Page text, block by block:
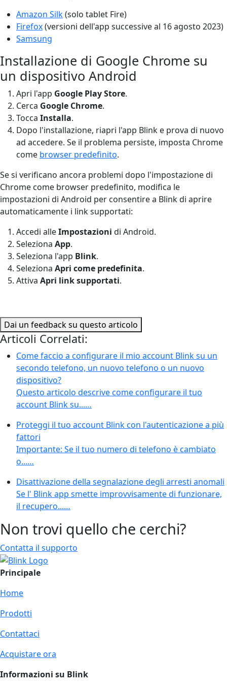
Amazon Silk(solo tablet Fire)
Firefox(versioni dell'app successive al 16 agosto 2023)
Samsung
Installazione di Google Chrome su
un dispositivo Android
Apri l'app Google PlayStore.
Cerca Google Chrome.
Tocca Installa.
Dopo l'installazione, riapri l'app Blink e prova di nuovo
ad accedere. Se il problema persiste, imposta Chrome
come browser predefinito.
Se si verificano ancora problemi dopo l'impostazione di
Chrome come browser predefinito, modifica le
impostazioni di Android per consentire a Blink di aprire
automaticamente i link supportati:
Accedi alleImpostazioni di Android.
Seleziona App.
Seleziona l'app Blink.
Seleziona Apri come predefinita.
Attiva Apri link supportati.
Dai un feedback su questo articolo
Articoli Correlati:
Come faccio a configurare il mio account Blink su un
secondo telefono, un nuovo telefono o un nuovo
dispositivo?
Questo articolo descrive come configurare il tuo
account Blink su...…
Proteggi il tuo account Blink con l'autenticazione a più
fattori
Importante: Se il tuo numero di telefono è cambiato
o...…
Disattivazione della segnalazione degli arresti anomali
Se l' Blink app smette improvvisamente di funzionare,
il recupero...…
Non trovi quello che cerchi?
Contatta il supporto
Principale
Home
Prodotti
Contattaci
Acquistare ora
Informazioni su Blink